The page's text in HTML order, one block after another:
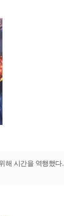
해 시간을 역행했다.